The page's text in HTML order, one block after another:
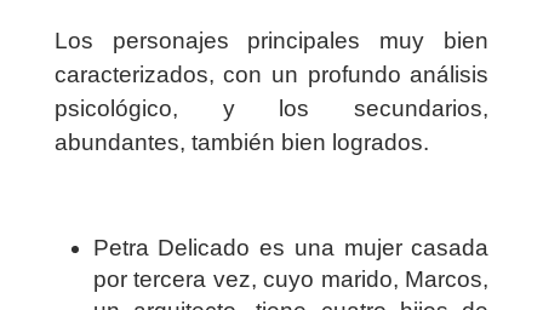
Los personajes principales muy bien
caracterizados, con un profundo análisis
psicológico, y los secundarios,
abundantes, también bien logrados.
Petra Delicado es una mujer casada
por tercera vez, cuyo marido, Marcos,